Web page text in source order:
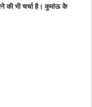
की भी चर्चा है। कुमांऊ केे